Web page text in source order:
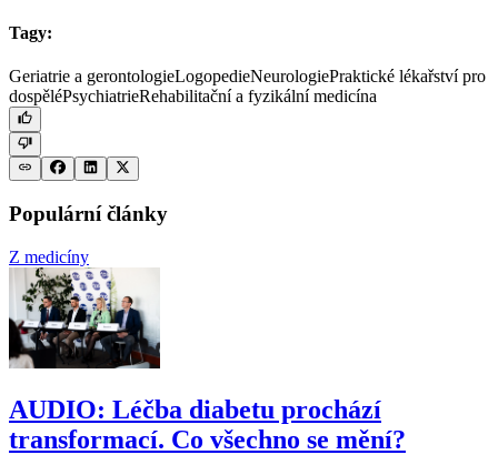
Tagy:
Geriatrie a gerontologieLogopedieNeurologiePraktické lékařství pro
dospěléPsychiatrieRehabilitační a fyzikální medicína
Populární články
Z medicíny
AUDIO: Léčba diabetu prochází
transformací. Co všechno se mění?